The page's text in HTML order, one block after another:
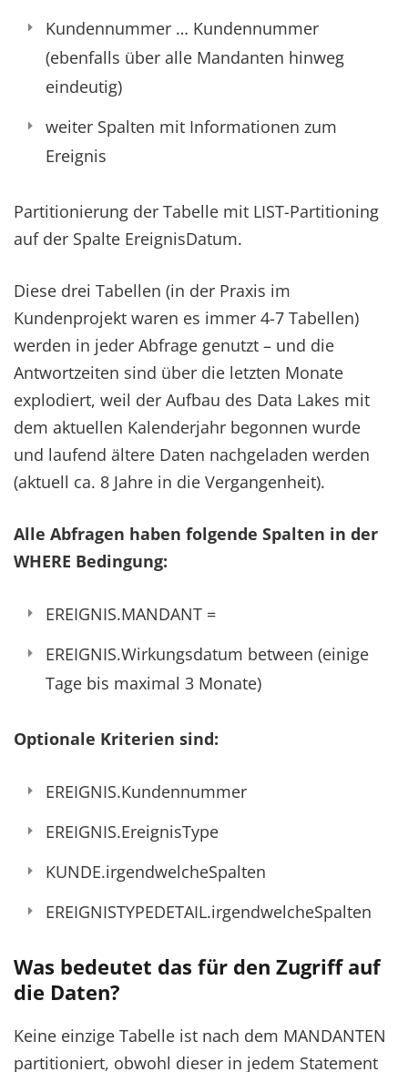
Kundennummer … Kundennummer
(ebenfalls über alle Mandanten hinweg
eindeutig)
weiter Spalten mit Informationen zum
Ereignis
Partitionierung der Tabelle mit LIST-Partitioning
auf der Spalte EreignisDatum.
Diese drei Tabellen (in der Praxis im
Kundenprojekt waren es immer 4-7 Tabellen)
werden in jeder Abfrage genutzt – und die
Antwortzeiten sind über die letzten Monate
explodiert, weil der Aufbau des Data Lakes mit
dem aktuellen Kalenderjahr begonnen wurde
und laufend ältere Daten nachgeladen werden
(aktuell ca. 8 Jahre in die Vergangenheit).
Alle Abfragen haben folgende Spalten in der
WHERE Bedingung:
EREIGNIS.MANDANT =
EREIGNIS.Wirkungsdatum between (einige
Tage bis maximal 3 Monate)
Optionale Kriterien sind:
EREIGNIS.Kundennummer
EREIGNIS.EreignisType
KUNDE.irgendwelcheSpalten
EREIGNISTYPEDETAIL.irgendwelcheSpalten
Was bedeutet das für den Zugriff auf
die Daten?
Keine einzige Tabelle ist nach dem MANDANTEN
partitioniert, obwohl dieser in jedem Statement